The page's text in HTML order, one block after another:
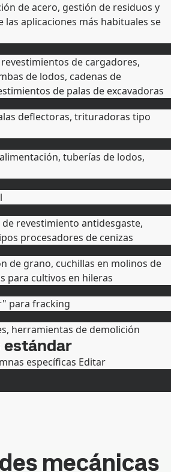
de acero, gestión de residuos y
las aplicaciones más habituales se
de cargadores,
de lodos, cadenas de
de palas de excavadoras
deflectoras, trituradoras tipo
tuberías de lodos,
revestimiento antidesgaste,
procesadores de cenizas
de grano, cuchillas en molinos de
para cultivos en hileras
para fracking
herramientas de demolición
estándar
específicas Editar
mecánicas